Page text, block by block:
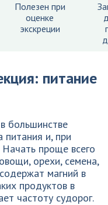
Полезен при
оценке
экскреции
питание
большинстве
питания и, при
проще всего
орехи, семена,
магний в
продуктов в
частоту судорог.